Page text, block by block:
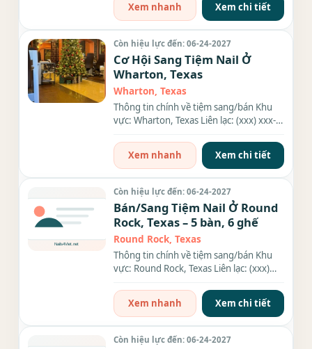
Xem nhanh
Xem chi tiết
Còn hiệu lực đến: 06-24-2027
Cơ Hội Sang Tiệm Nail Ở
Wharton, Texas
Wharton, Texas
Thông tin chính về tiệm sang/bán Khu
vực: Wharton, Texas Liên lạc: (xxx) xxx-
Xem nhanh
Xem chi tiết
Còn hiệu lực đến: 06-24-2027
Bán/Sang Tiệm Nail Ở Round
Rock, Texas – 5 bàn, 6 ghế
Round Rock, Texas
Thông tin chính về tiệm sang/bán Khu
vực: Round Rock, Texas Liên lạc: (xxx)
Xem nhanh
Xem chi tiết
Còn hiệu lực đến: 06-24-2027